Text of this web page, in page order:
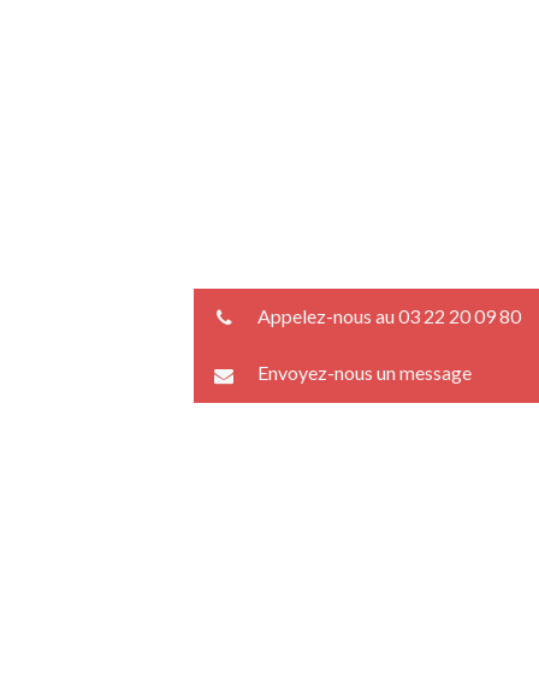
Appelez-nous au 03 22 20 09 80
Envoyez-nous un message